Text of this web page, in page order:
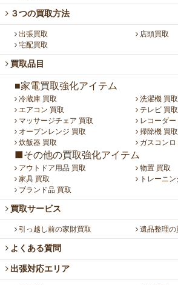
３つの買取方法
出張買取
店頭買取
宅配買取
買取品目
■家電買取強化アイテム
冷蔵庫 買取
洗濯機 買取
エアコン 買取
テレビ 買取
マッサージチェア 買取
レコーダー
オーブンレンジ 買取
掃除機 買取
炊飯器 買取
ガスコンロ
■その他の買取強化アイテム
アウトドア用品 買取
物置 買取
家具 買取
トレーニン
ブランド品 買取
買取サービス
引っ越し前の家財買取 遺品整理の
よくある質問
出張対応エリア